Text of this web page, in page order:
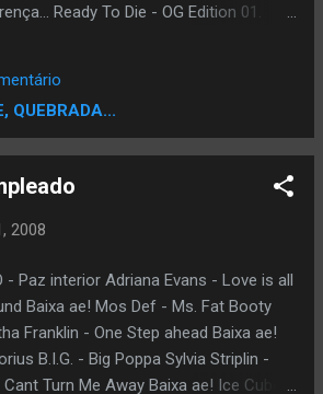
Ready To Die - OG Edition 01.
Version) 03. 04:58 Gimme The Loot
Before Heard Uncensored Version)
Machine Gun Funk (DJ Premier’s
Ready To Die (Original Version With
Beat) 07. 04:53 One More Chance
Fuck Me (Interlude) 09. 03:52 The What
Method Man) (Original Version With
Lyrics) 10. 04:35 Juicy (Pete Rock’s
11. 05:13 Everyday Struggle (Original
Mix) 12. 03:38 Me & My Bitch (Original
QUEBRADA...
2008
- Paz interior Adriana Evans - Love is all
Baixa ae! Mos Def - Ms. Fat Booty
Franklin - One Step ahead Baixa ae!
B.I.G. - Big Poppa Sylvia Striplin -
Cant Turn Me Away Baixa ae! Ice Cube -